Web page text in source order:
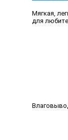
Мягкая,
для